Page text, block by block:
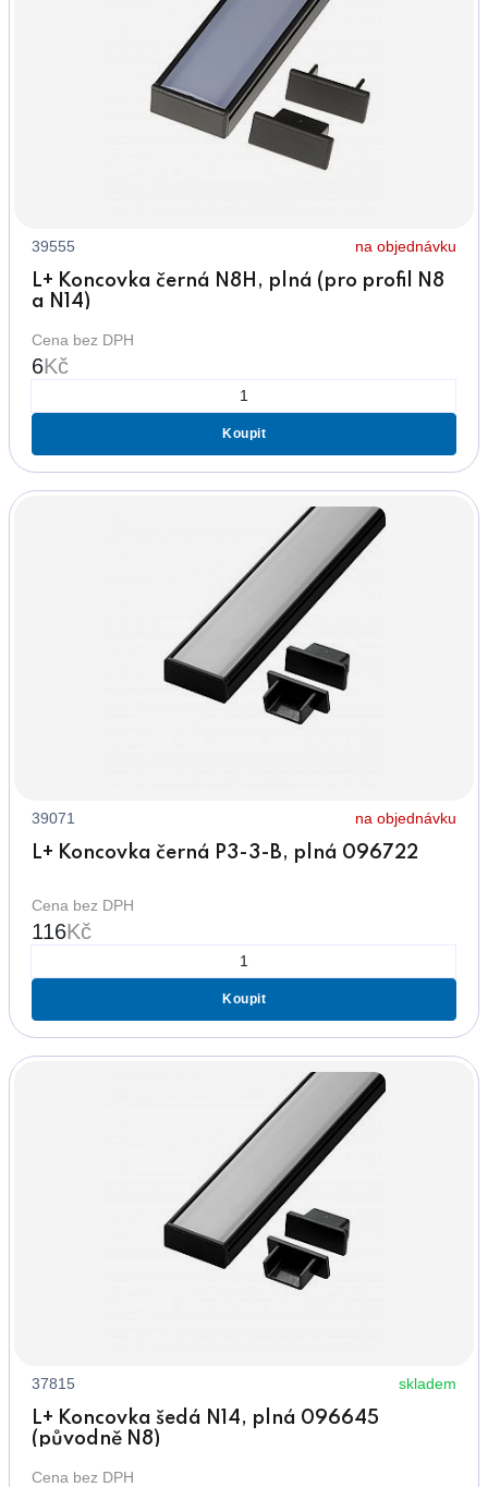
39555 na objednávku
L+ Koncovka černá N8H, plná (pro profil N8
a N14)
Cena bez DPH
6Kč
Koupit
39071 na objednávku
L+ Koncovka černá P3-3-B, plná 096722
Cena bez DPH
116Kč
Koupit
37815 skladem
L+ Koncovka šedá N14, plná 096645
(původně N8)
Cena bez DPH